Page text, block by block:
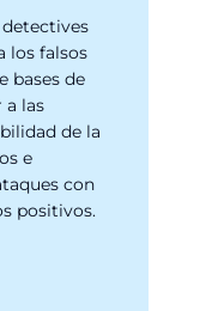
los falsos
bases de
a las
de la
e
con
positivos.